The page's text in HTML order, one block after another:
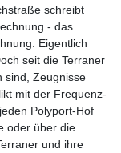
schreibt
- das
Eigentlich
seit die Terraner
sind, Zeugnisse
mit der Frequenz-
Polyport-Hof
oder über die
und ihre